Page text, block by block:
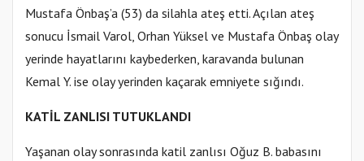
Mustafa Önbaş’a (53) da silahla ateş etti. Açılan ateş
sonucu İsmail Varol, Orhan Yüksel ve Mustafa Önbaş olay
yerinde hayatlarını kaybederken, karavanda bulunan
Kemal Y. ise olay yerinden kaçarak emniyete sığındı.
KATİL ZANLISI TUTUKLANDI
Yaşanan olay sonrasında katil zanlısı Oğuz B. babasını